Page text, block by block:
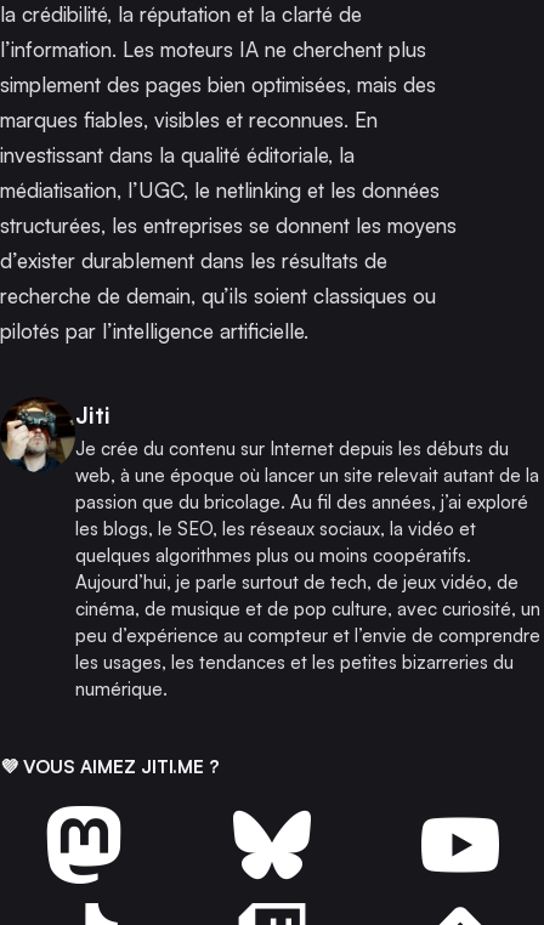
la crédibilité, la réputation et la clarté de
l’information. Les moteurs IA ne cherchent plus
simplement des pages bien optimisées, mais des
marques fiables, visibles et reconnues. En
investissant dans la qualité éditoriale, la
médiatisation, l’UGC, le netlinking et les données
structurées, les entreprises se donnent les moyens
d’exister durablement dans les résultats de
recherche de demain, qu’ils soient classiques ou
pilotés par l’intelligence artificielle.
Publié par
Jiti
Je crée du contenu sur Internet depuis les débuts du
web, à une époque où lancer un site relevait autant de la
passion que du bricolage. Au fil des années, j’ai exploré
les blogs, le SEO, les réseaux sociaux, la vidéo et
quelques algorithmes plus ou moins coopératifs.
Aujourd’hui, je parle surtout de tech, de jeux vidéo, de
cinéma, de musique et de pop culture, avec curiosité, un
peu d’expérience au compteur et l’envie de comprendre
les usages, les tendances et les petites bizarreries du
numérique.
💜 VOUS AIMEZ JITI.ME ?